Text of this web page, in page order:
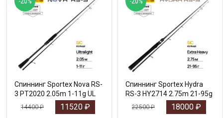
Спиннинг Sportex Nova RS-
3 PT2020 2.05m 1-11g UL
14400₽ 11520 ₽
Спиннинг Sportex Hydra
RS-3 HY2714 2.75m 21-95g
22500₽ 18000 ₽